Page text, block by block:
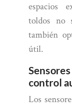
espacios
toldos no
también
útil.
control
Los